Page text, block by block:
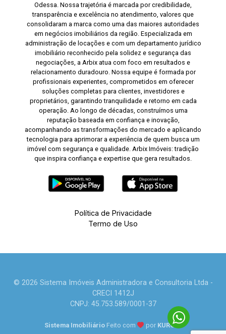
Odessa. Nossa trajetória é marcada por credibilidade,
transparência e excelência no atendimento, valores que
consolidaram a marca como uma das maiores autoridades
em negócios imobiliários da região. Especializada em
administração de locações e com um departamento jurídico
imobiliário reconhecido pela solidez e segurança das
negociações, a Arbix atua com foco em resultados e
relacionamento duradouro. Nossa equipe é formada por
profissionais experientes, comprometidos em oferecer
soluções completas para clientes, investidores e
proprietários, garantindo tranquilidade e retorno em cada
operação. Ao longo de décadas, construímos uma
reputação baseada em confiança e inovação,
acompanhando as transformações do mercado e aplicando
tecnologia para aprimorar a experiência de quem busca um
imóvel com segurança e qualidade. Arbix Imóveis: tradição
que inspira confiança e expertise que gera resultados.
Política de Privacidade
Termo de Uso
© 2026 Sistema Imóveis Administradora e Consultoria Ltda -
CRECI 1412J
CNPJ: 45.753.589/0001-37
Sistema Imobiliário Feito com por KUROLE